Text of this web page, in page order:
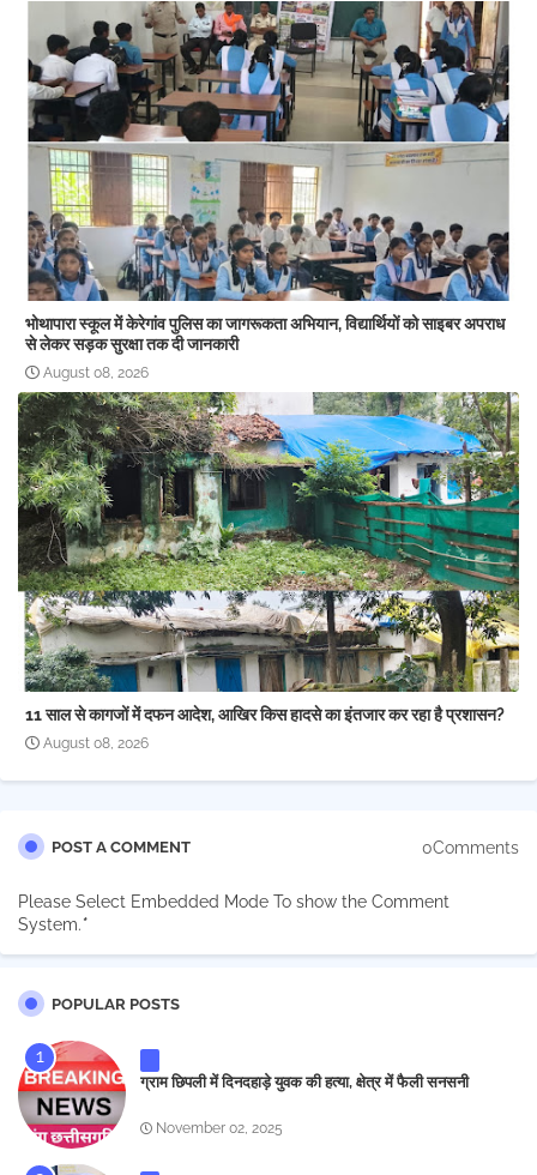
भोथापारा स्कूल में केरेगांव पुलिस का जागरूकता अभियान, विद्यार्थियों को साइबर अपराध
से लेकर सड़क सुरक्षा तक दी जानकारी
August 08, 2026
11 साल से कागजों में दफन आदेश, आखिर किस हादसे का इंतजार कर रहा है प्रशासन?
August 08, 2026
POST A COMMENT 0Comments
Please Select Embedded Mode To show the Comment
System.*
POPULAR POSTS
ग्राम छिपली में दिनदहाड़े युवक की हत्या, क्षेत्र में फैली सनसनी
November 02, 2025